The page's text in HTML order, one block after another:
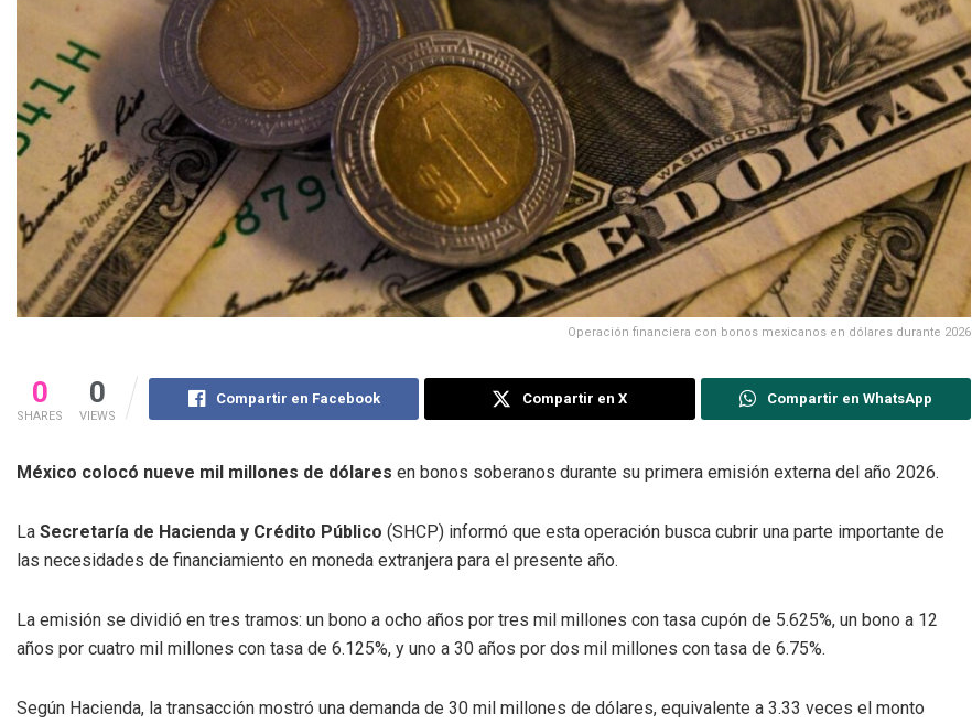
Operación financiera con bonos mexicanos en dólares durante 2026
0
SHARES
0
VIEWS
Compartir en Facebook Compartir en X Compartir en WhatsApp
México colocó nueve mil millones de dólares en bonos soberanos durante su primera emisión externa del año 2026.
La Secretaría de Hacienda y Crédito Público (SHCP) informó que esta operación busca cubrir una parte importante de
las necesidades de financiamiento en moneda extranjera para el presente año.
La emisión se dividió en tres tramos: un bono a ocho años por tres mil millones con tasa cupón de 5.625%, un bono a 12
años por cuatro mil millones con tasa de 6.125%, y uno a 30 años por dos mil millones con tasa de 6.75%.
Según Hacienda, la transacción mostró una demanda de 30 mil millones de dólares, equivalente a 3.33 veces el monto